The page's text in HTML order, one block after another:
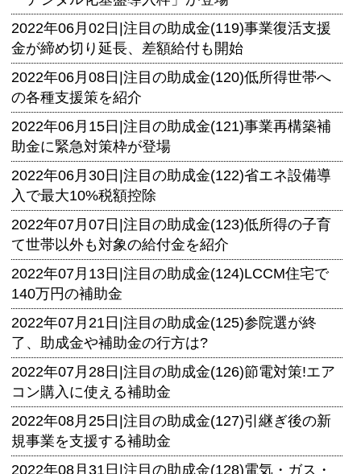
2022年06月02日| 注目の助成金(119)事業復活支援
金が締め切り延長、差額給付も開始
2022年06月08日| 注目の助成金(120)低所得世帯へ
の各種支援策を紹介
2022年06月15日| 注目の助成金(121)事業再構築補
助金に緊急対策枠が登場
2022年06月30日| 注目の助成金(122)省エネ設備導
入で最大10%税額控除
2022年07月07日| 注目の助成金(123)低所得の子育
て世帯以外も対象の給付金を紹介
2022年07月13日| 注目の助成金(124)LCCM住宅で
140万円の補助金
2022年07月21日| 注目の助成金(125)参院選が終
了、助成金や補助金の行方は?
2022年07月28日| 注目の助成金(126)節電対策!エア
コン購入に使える補助金
2022年08月25日| 注目の助成金(127)引継ぎ後の新
規事業を支援する補助金
2022年08月31日| 注目の助成金(128)電気・ガス・